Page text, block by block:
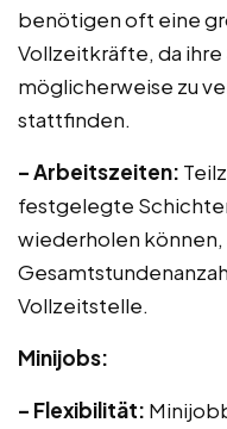
benötigen oft eine
Vollzeitkräfte, da ihre
möglicherweise zu
stattfinden.
– Arbeitszeiten:
festgelegte
wiederholen können,
Vollzeitstelle.
Minijobs:
– Flexibilität: